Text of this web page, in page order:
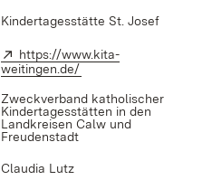
Kindertagesstätte St. Josef
Extern:
https://www.kita-
weitingen.de/
Zweckverband katholischer
Kindertagesstätten in den
Landkreisen Calw und
Freudenstadt
Claudia Lutz